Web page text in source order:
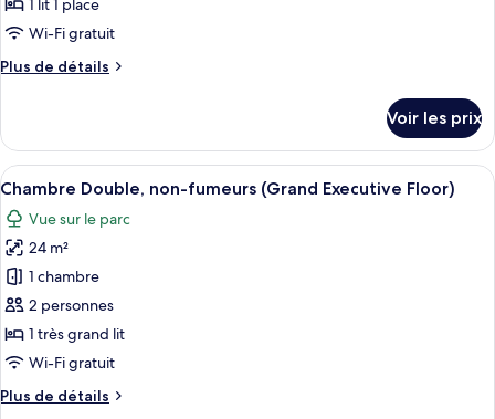
de
chambre :
Chambre
fumeurs
(Grand
Executive
Floor)
1 lit 1 place
Wi-Fi gratuit
Plus de détails
Plus
le
type
de
chambre
Chambre
Simple,
non-
fumeurs
(Grand
Executive
Floor)
Voir les prix
Afficher
toutes
les
photos
pour
ce
type
de
chambre :
Chambre
Une chambre d’hôtel avec un
11
Chambre Double, non-fumeurs (Grand Executive Floor)
Vue sur le parc
24 m²
1 chambre
2 personnes
1 très grand lit
Wi-Fi gratuit
Plus de détails
Plus